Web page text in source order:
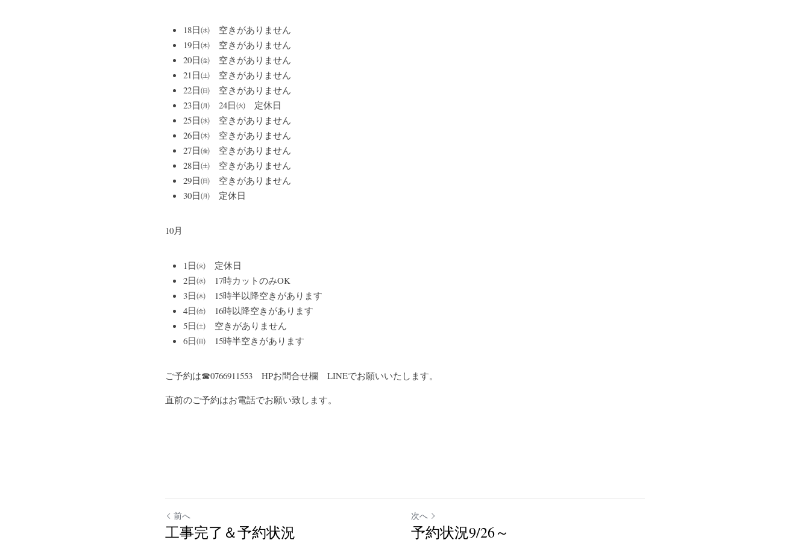
18日㈬　空きがありません
19日㈭　空きがありません
20日㈮　空きがありません
21日㈯　空きがありません
22日㈰　空きがありません
23日㈪　24日㈫　定休日
25日㈬　空きがありません
26日㈭　空きがありません
27日㈮　空きがありません
28日㈯　空きがありません
29日㈰　空きがありません
30日㈪　定休日
10月
1日㈫　定休日
2日㈬　17時カットのみOK
3日㈭　15時半以降空きがあります
4日㈮　16時以降空きがあります
5日㈯　空きがありません
6日㈰　15時半空きがあります
ご予約は☎0766911553　HPお問合せ欄　LINEでお願いいたします。
直前のご予約はお電話でお願い致します。
前へ
工事完了＆予約状況
次へ
予約状況9/26～